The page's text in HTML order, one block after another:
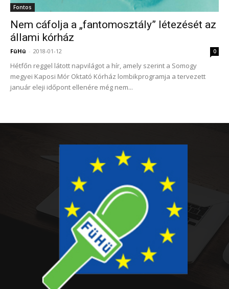
Fontos
Nem cáfolja a „fantomosztály” létezését az
állami kórház
FüHü - 2018-01-12 0
Hétfőn reggel látott napvilágot a hír, amely szerint a Somogy
megyei Kaposi Mór Oktató Kórház lombikprogramja a tervezett
január eleji időpont ellenére még nem...